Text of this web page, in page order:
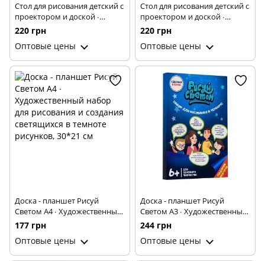
Стол для рисования детский с
проектором и доской ∙
Столик для ребенка +
Комплект для рисования ∙
Слайды – насадки на
проектор ∙ Маркеры ∙
Стиратель ∙ Альбом для
творчества ∙ Розовый
220 грн
Оптовые цены
Стол для рисования детский с
проектором и доской ∙
Столик для ребенка +
Комплект для рисования ∙
Слайды – насадки на
проектор ∙ Маркеры ∙
Стиратель ∙ Альбом для
творчества ∙ Голубой
220 грн
Оптовые цены
Доска - планшет Рисуй
Светом A4 ∙ Художественный
набор для рисования и
создания светящихся в
темноте рисунков, 30*21 см
177 грн
Оптовые цены
Доска - планшет Рисуй
Светом A3 ∙ Художественный
набор для рисования и
создания светящихся в
темноте рисунков, 33*45 см
244 грн
Оптовые цены